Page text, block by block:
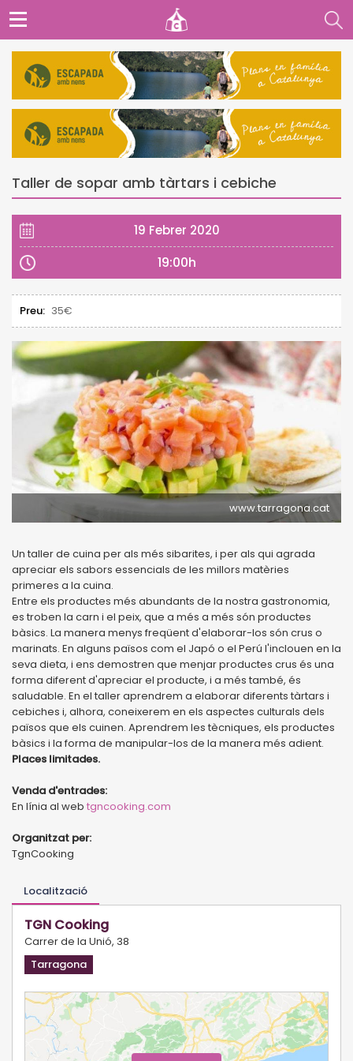
Taller de sopar amb tàrtars i cebiche
19 Febrer 2020
19:00h
Preu: 35€
www.tarragona.cat
Un taller de cuina per als més sibarites, i per als qui agrada
apreciar els sabors essencials de les millors matèries
primeres a la cuina.
Entre els productes més abundants de la nostra gastronomia,
es troben la carn i el peix, que a més a més són productes
bàsics. La manera menys freqüent d'elaborar-los són crus o
marinats. En alguns països com el Japó o el Perú l'inclouen en la
seva dieta, i ens demostren que menjar productes crus és una
forma diferent d'apreciar el producte, i a més també, és
saludable. En el taller aprendrem a elaborar diferents tàrtars i
cebiches i, alhora, coneixerem en els aspectes culturals dels
països que els cuinen. Aprendrem les tècniques, els productes
bàsics i la forma de manipular-los de la manera més adient.
Places limitades.
Venda d'entrades:
En línia al web tgncooking.com
Organitzat per:
TgnCooking
Localització
TGN Cooking
Carrer de la Unió, 38
Tarragona